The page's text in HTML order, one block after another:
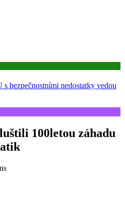
bezpečnostními nedostatky vedou
100letou záhadu